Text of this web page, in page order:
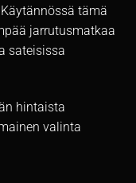
tämä
jarrutusmatkaa
sateisissa
hintaista
valinta